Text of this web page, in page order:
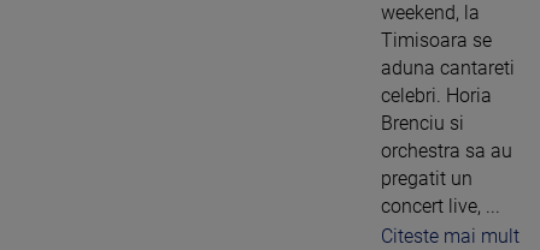
weekend, la
Timisoara se
aduna cantareti
celebri. Horia
Brenciu si
orchestra sa au
pregatit un
concert live, ...
Citeste mai mult